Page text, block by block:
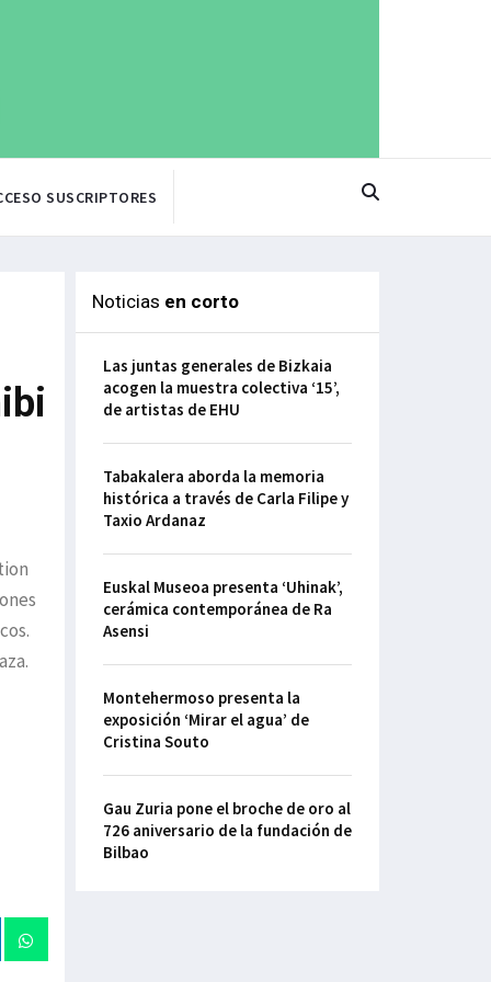
SUSCRIPTORES
Noticias en corto
Las juntas generales de Bizkaia
acogen la muestra colectiva ‘15’,
de artistas de EHU
Tabakalera aborda la memoria
histórica a través de Carla Filipe y
Taxio Ardanaz
Euskal Museoa presenta ‘Uhinak’,
cerámica contemporánea de Ra
Asensi
Montehermoso presenta la
exposición ‘Mirar el agua’ de
Cristina Souto
Gau Zuria pone el broche de oro al
726 aniversario de la fundación de
Bilbao